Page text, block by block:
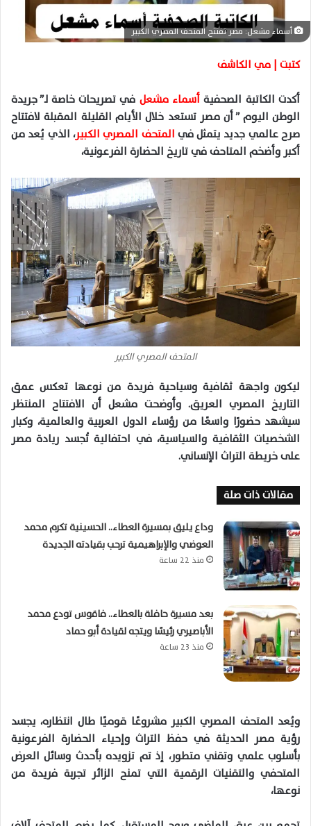
ت
ر
و
ن
ا
أسماء مشعل: مصر تفتتح المتحف المصري الكبير
كتبت | مي الكاشف
أكدت الكاتبة الصحفيةأسماء مشعل في تصريحات خاصة لـ” جريدة
الوطن اليوم ” أن مصر تستعد خلال الأيام القليلة المقبلة لافتتاح
صرح عالمي جديد يتمثل في المتحف المصري الكبير، الذي يُعد من
أكبر وأضخم المتاحف في تاريخ الحضارة الفرعونية،
المتحف المصري الكبير
ليكون واجهة ثقافية وسياحية فريدة من نوعها تعكس عمق
التاريخ المصري العريق. وأوضحت مشعل أن الافتتاح المنتظر
سيشهد حضورًا واسعًا من رؤساء الدول العربية والعالمية، وكبار
الشخصيات الثقافية والسياسية، في احتفالية تُجسد ريادة مصر
على خريطة التراث الإنساني.
مقالات ذات صلة
وداع يليق بمسيرة العطاء.. الحسينية تكرم محمد
العوضي والإبراهيمية ترحب بقيادته الجديدة
منذ 22 ساعة
بعد مسيرة حافلة بالعطاء.. فاقوس تودع محمد
الأباصيري رئيسًا ويتجه لقيادة أبو حماد
منذ 23 ساعة
ويُعد المتحف المصري الكبير مشروعًا قوميًا طال انتظاره، يجسد
رؤية مصر الحديثة في حفظ التراث وإحياء الحضارة الفرعونية
بأسلوب علمي وتقني متطور، إذ تم تزويده بأحدث وسائل العرض
المتحفي والتقنيات الرقمية التي تمنح الزائر تجربة فريدة من
نوعها،